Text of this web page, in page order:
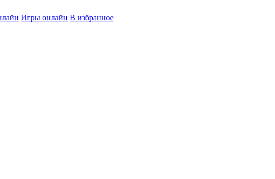
Игры онлайн В избранное